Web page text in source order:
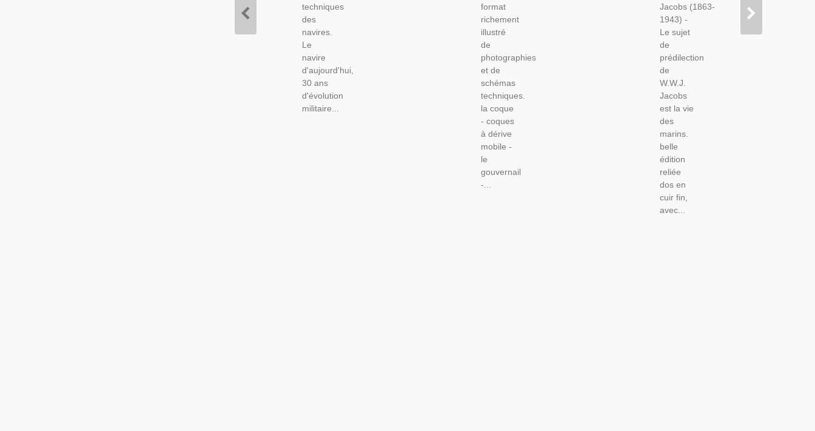
techniques
des
navires.
Le
navire
d'aujourd'hui,
30 ans
d'évolution
militaire...
format
richement
illustré
de
photographies
et de
schémas
techniques.
la coque
- coques
à dérive
mobile -
le
gouvernail
-...
Jacobs (1863-
1943) -
Le sujet
de
prédilection
de
W.W.J.
Jacobs
est la vie
des
marins.
belle
édition
reliée
dos en
cuir fin,
avec...